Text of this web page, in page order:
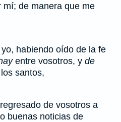
mí; de manera que me
habiendo oído de la fe
entre vosotros, y de
santos,
de vosotros a
buenas noticias de